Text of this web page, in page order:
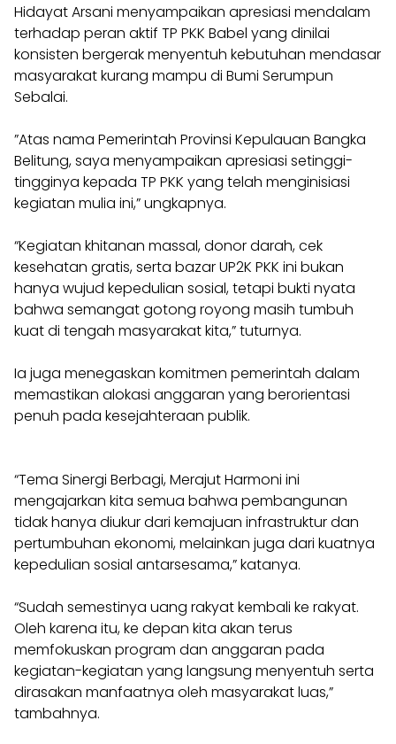
Hidayat Arsani menyampaikan apresiasi mendalam
terhadap peran aktif TP PKK Babel yang dinilai
konsisten bergerak menyentuh kebutuhan mendasar
masyarakat kurang mampu di Bumi Serumpun
Sebalai.
​”Atas nama Pemerintah Provinsi Kepulauan Bangka
Belitung, saya menyampaikan apresiasi setinggi-
tingginya kepada TP PKK yang telah menginisiasi
kegiatan mulia ini,” ungkapnya.
“Kegiatan khitanan massal, donor darah, cek
kesehatan gratis, serta bazar UP2K PKK ini bukan
hanya wujud kepedulian sosial, tetapi bukti nyata
bahwa semangat gotong royong masih tumbuh
kuat di tengah masyarakat kita,” tuturnya.
​Ia juga menegaskan komitmen pemerintah dalam
memastikan alokasi anggaran yang berorientasi
penuh pada kesejahteraan publik.
“Tema Sinergi Berbagi, Merajut Harmoni ini
mengajarkan kita semua bahwa pembangunan
tidak hanya diukur dari kemajuan infrastruktur dan
pertumbuhan ekonomi, melainkan juga dari kuatnya
kepedulian sosial antarsesama,” katanya.
“Sudah semestinya uang rakyat kembali ke rakyat.
Oleh karena itu, ke depan kita akan terus
memfokuskan program dan anggaran pada
kegiatan-kegiatan yang langsung menyentuh serta
dirasakan manfaatnya oleh masyarakat luas,”
tambahnya.